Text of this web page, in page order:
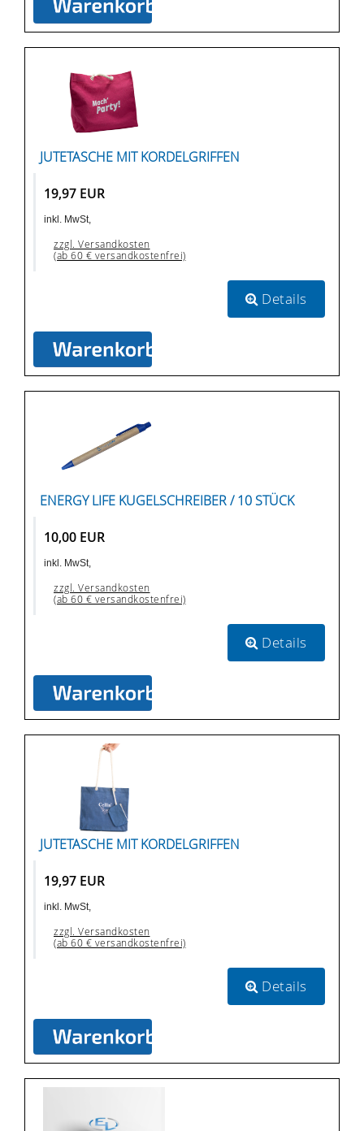
JUTETASCHE MIT KORDELGRIFFEN
19,97 EUR
inkl. MwSt,
zzgl. Versandkosten
(ab 60 € versandkostenfrei)
Details
ENERGY LIFE KUGELSCHREIBER / 10 STÜCK
10,00 EUR
inkl. MwSt,
zzgl. Versandkosten
(ab 60 € versandkostenfrei)
Details
JUTETASCHE MIT KORDELGRIFFEN
19,97 EUR
inkl. MwSt,
zzgl. Versandkosten
(ab 60 € versandkostenfrei)
Details